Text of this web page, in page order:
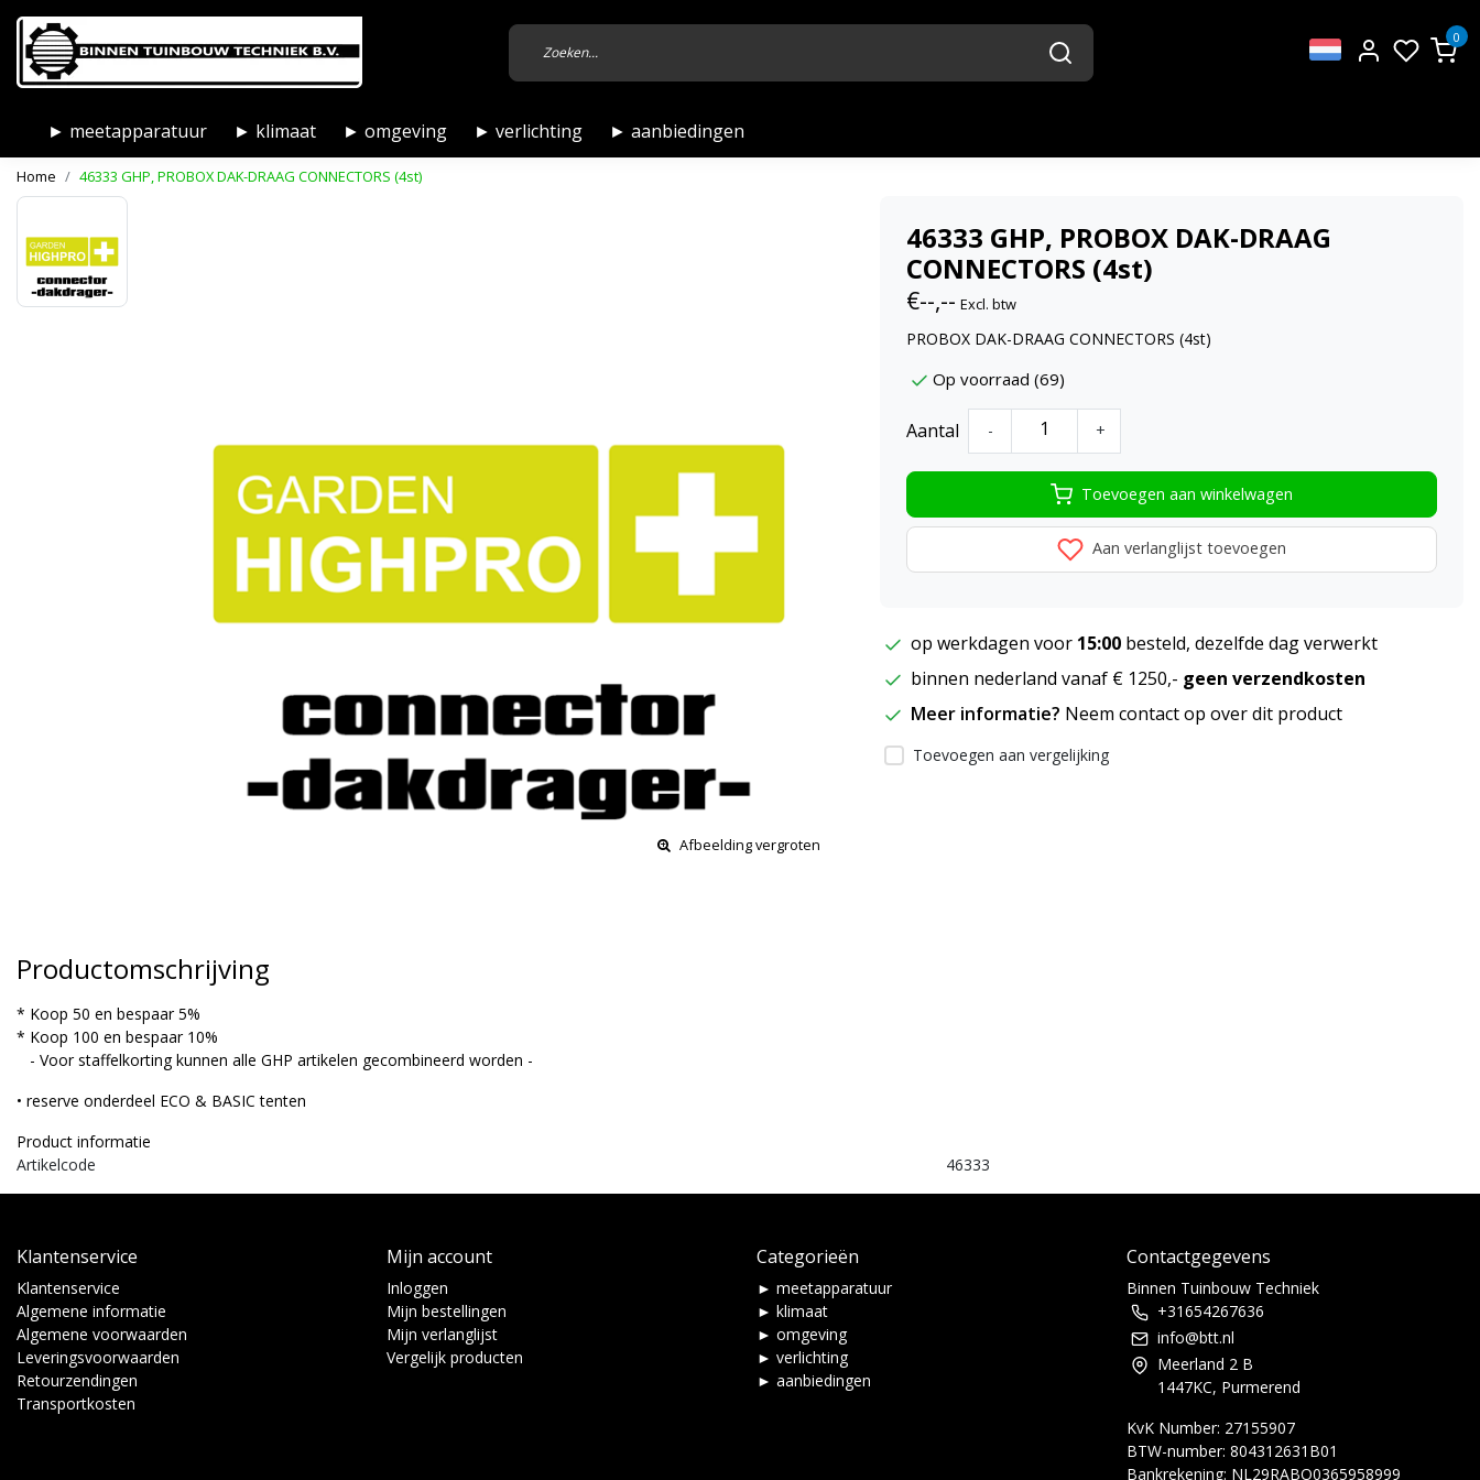
0
► meetapparatuur ► klimaat ► omgeving ► verlichting ► aanbiedingen
Home 46333 GHP, PROBOX DAK-DRAAG CONNECTORS (4st)
Afbeelding vergroten
46333 GHP, PROBOX DAK-DRAAG
CONNECTORS (4st)
€--,-- Excl. btw
PROBOX DAK-DRAAG CONNECTORS (4st)
Op voorraad (69)
Aantal - +
Toevoegen aan winkelwagen
Aan verlanglijst toevoegen
op werkdagen voor 15:00 besteld, dezelfde dag verwerkt
binnen nederland vanaf € 1250,- geen verzendkosten
Meer informatie? Neem contact op over dit product
Toevoegen aan vergelijking
Productomschrijving
* Koop 50 en bespaar 5%
* Koop 100 en bespaar 10%
- Voor staffelkorting kunnen alle GHP artikelen gecombineerd worden -
• reserve onderdeel ECO & BASIC tenten
Product informatie
Artikelcode
46333
Klantenservice
Klantenservice
Algemene informatie
Algemene voorwaarden
Leveringsvoorwaarden
Retourzendingen
Transportkosten
Mijn account
Inloggen
Mijn bestellingen
Mijn verlanglijst
Vergelijk producten
Categorieën
► meetapparatuur
► klimaat
► omgeving
► verlichting
► aanbiedingen
Contactgegevens
Binnen Tuinbouw Techniek
+31654267636
info@btt.nl
Meerland 2 B
1447KC, Purmerend
KvK Number: 27155907
BTW-number: 804312631B01
Bankrekening: NL29RABO0365958999